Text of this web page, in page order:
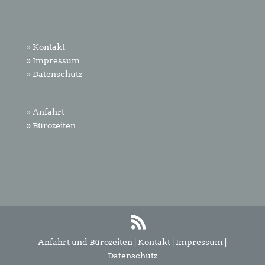
» Kontakt
» Impressum
» Datenschutz
» Anfahrt
» Bürozeiten
Anfahrt und Bürozeiten Kontakt Impressum
Datenschutz